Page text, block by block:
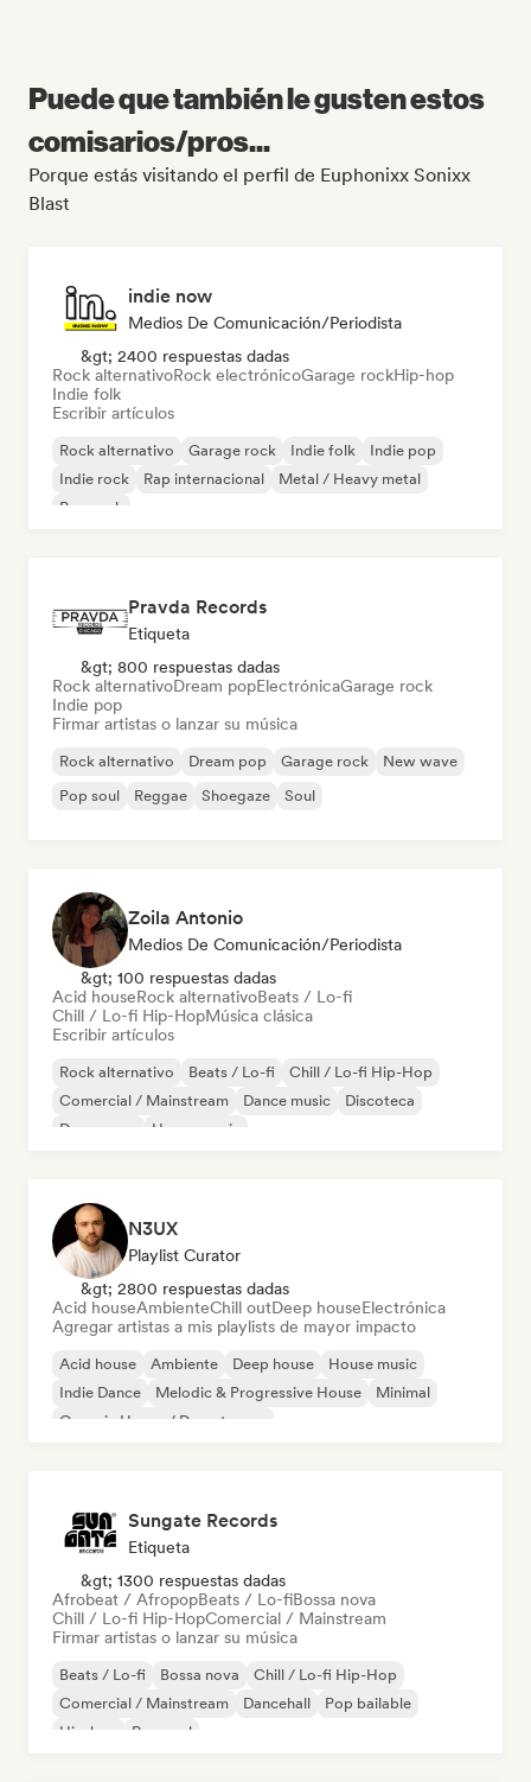
Puede que también le gusten estos
comisarios/pros...
Porque estás visitando el perfil de Euphonixx Sonixx
Blast
indie now
Medios De Comunicación/Periodista
&gt; 2400 respuestas dadas
Rock alternativoRock electrónicoGarage rockHip-hop
Indie folk
Escribir artículos
Rock alternativo Garage rock Indie folk
Indie pop
Indie rock
Rap internacional
Metal / Heavy metal
Pop rock
Pravda Records
Etiqueta
&gt; 800 respuestas dadas
Rock alternativoDream popElectrónicaGarage rock
Indie pop
Firmar artistas o lanzar su música
Rock alternativo Dream pop Garage rock
New wave
Pop soul
Reggae Shoegaze Soul
Zoila Antonio
Medios De Comunicación/Periodista
&gt; 100 respuestas dadas
Acid houseRock alternativoBeats / Lo-fi
Chill / Lo-fi Hip-HopMúsica clásica
Escribir artículos
Rock alternativo Beats / Lo-fi
Chill / Lo-fi Hip-Hop
Comercial / Mainstream
Dance music
Discoteca
Dream pop
House music
N3UX
Playlist Curator
&gt; 2800 respuestas dadas
Acid houseAmbienteChill outDeep houseElectrónica
Agregar artistas a mis playlists de mayor impacto
Acid house Ambiente Deep house
House music
Indie Dance
Melodic & Progressive House
Minimal
Organic House / Downtempo
Sungate Records
Etiqueta
&gt; 1300 respuestas dadas
Afrobeat / AfropopBeats / Lo-fiBossa nova
Chill / Lo-fi Hip-HopComercial / Mainstream
Firmar artistas o lanzar su música
Beats / Lo-fi Bossa nova
Chill / Lo-fi Hip-Hop
Comercial / Mainstream
Dancehall
Pop bailable
Hip-hop
Pop soul